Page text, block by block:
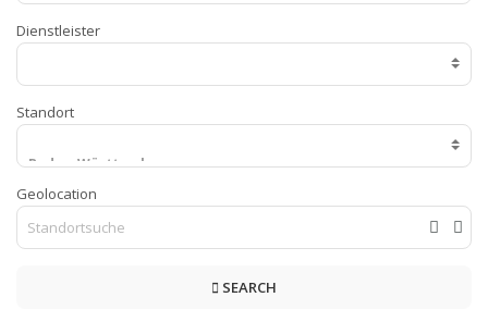
Dienstleister
Standort
Geolocation
SEARCH